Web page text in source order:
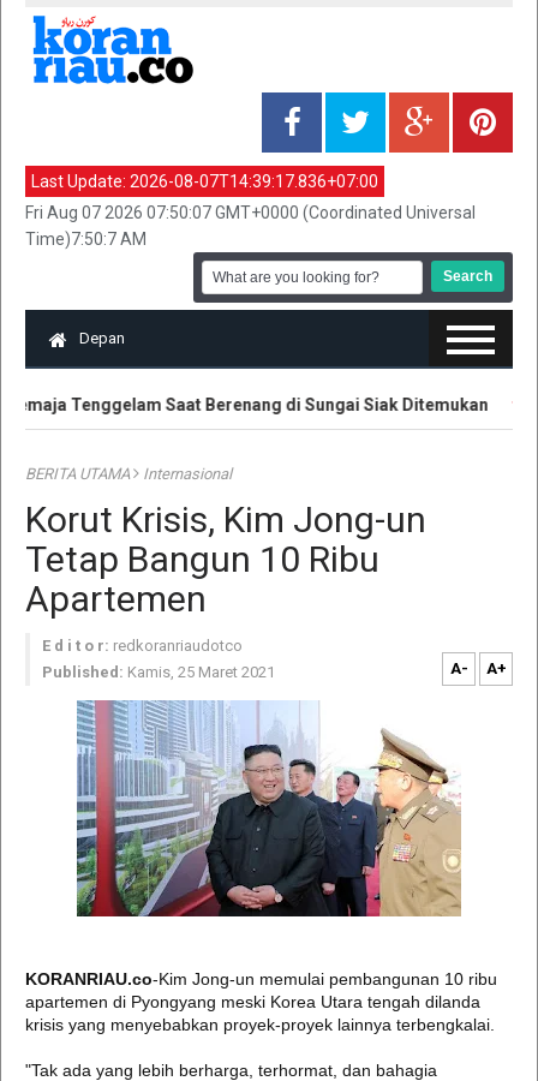
Last Update: 2026-08-07T14:39:17.836+07:00
Fri Aug 07 2026 07:50:07 GMT+0000 (Coordinated Universal
Time)7:50:7 AM
Depan
Tenggelam Saat Berenang di Sungai Siak Ditemukan
BERITA UTAMA Internasional
Korut Krisis, Kim Jong-un
Tetap Bangun 10 Ribu
Apartemen
E d i t o r: redkoranriaudotco
Published: Kamis, 25 Maret 2021 A- A+
KORANRIAU.co-Kim Jong-un memulai pembangunan 10 ribu
apartemen di Pyongyang meski Korea Utara tengah dilanda
krisis yang menyebabkan proyek-proyek lainnya terbengkalai.
"Tak ada yang lebih berharga, terhormat, dan bahagia